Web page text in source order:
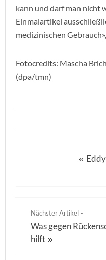
kann und darf man nicht
Einmalartikel
medizinischen
Fotocredits: Mascha
(dpa/tmn)
«
Nächster Artikel -
Was gegen
hilft »